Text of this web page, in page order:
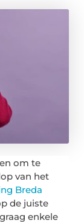
om te
van het
Breda
de juiste
enkele